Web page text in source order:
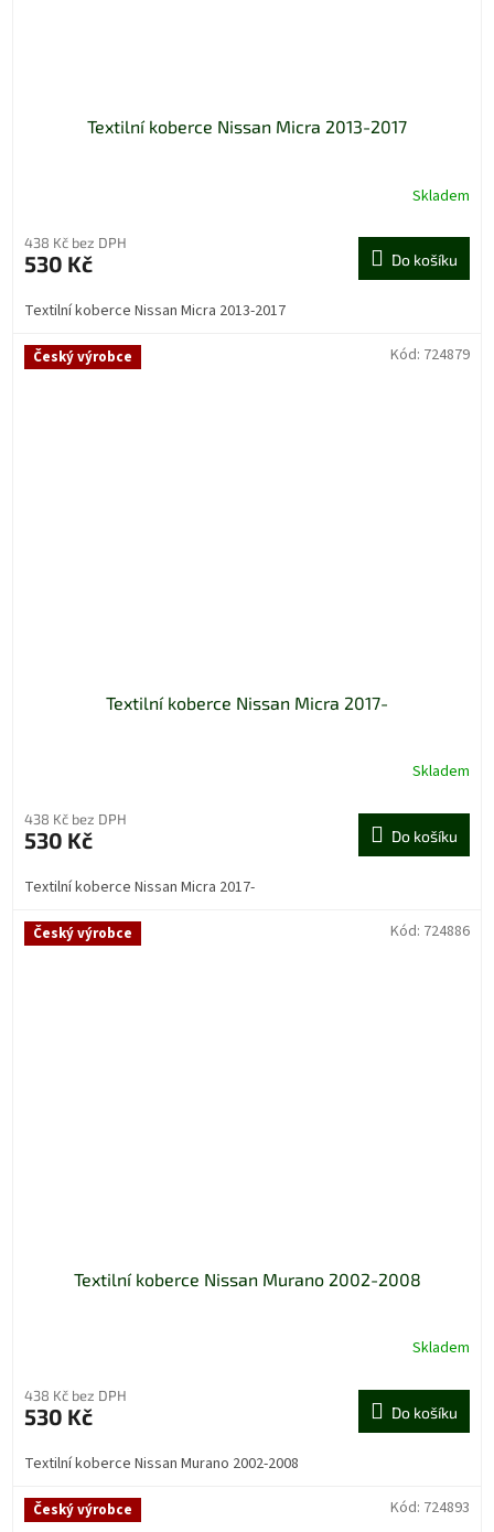
Textilní koberce Nissan Micra 2013-2017
Skladem
438 Kč bez DPH
530 Kč Do košíku
Textilní koberce Nissan Micra 2013-2017
Český výrobce
Textilní koberce Nissan Micra 2017-
Skladem
438 Kč bez DPH
530 Kč Do košíku
Textilní koberce Nissan Micra 2017-
Kód: 724879
Český výrobce
Textilní koberce Nissan Murano 2002-2008
Skladem
438 Kč bez DPH
530 Kč Do košíku
Textilní koberce Nissan Murano 2002-2008
Kód: 724886
Český výrobce Kód: 724893